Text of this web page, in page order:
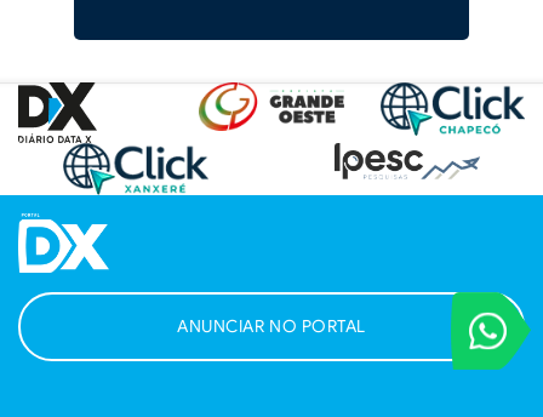
VOCÊ
Entre em
ANUNCIAR NO PORTAL